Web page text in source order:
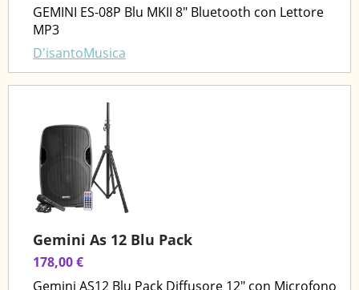
GEMINI ES-08P Blu MKII 8" Bluetooth con Lettore
MP3
D'isantoMusica
Gemini As 12 Blu Pack
178,00 €
Gemini AS12 Blu Pack Diffusore 12" con Microfono